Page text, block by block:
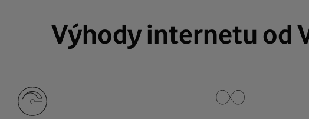
Výhody internetu od